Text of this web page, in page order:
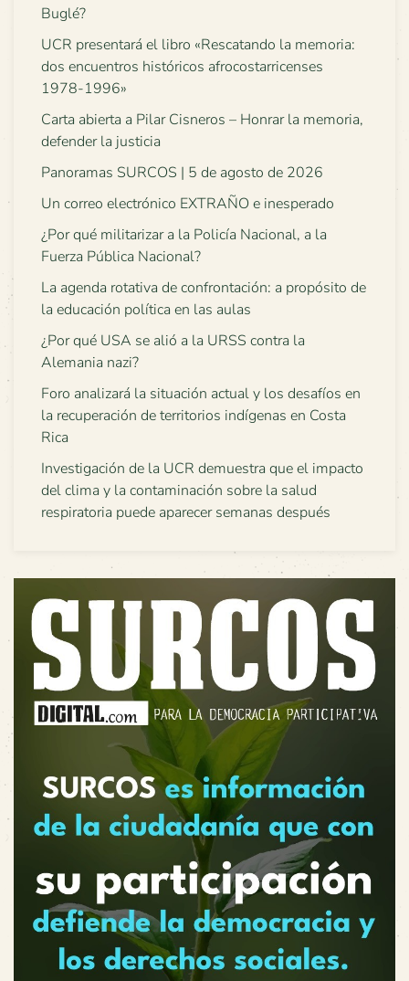
Buglé?
UCR presentará el libro «Rescatando la memoria:
dos encuentros históricos afrocostarricenses
1978-1996»
Carta abierta a Pilar Cisneros – Honrar la memoria,
defender la justicia
Panoramas SURCOS | 5 de agosto de 2026
Un correo electrónico EXTRAÑO e inesperado
¿Por qué militarizar a la Policía Nacional, a la
Fuerza Pública Nacional?
La agenda rotativa de confrontación: a propósito de
la educación política en las aulas
¿Por qué USA se alió a la URSS contra la
Alemania nazi?
Foro analizará la situación actual y los desafíos en
la recuperación de territorios indígenas en Costa
Rica
Investigación de la UCR demuestra que el impacto
del clima y la contaminación sobre la salud
respiratoria puede aparecer semanas después